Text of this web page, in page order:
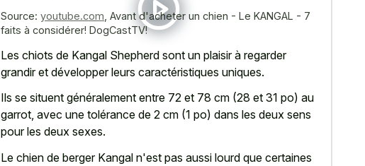
Source: youtube.com Avant d'acheter un chien - Le KANGAL - 7
faits à considérer! DogCastTV!
Les chiots de Kangal Shepherd sont un plaisir à regarder
grandir et développer leurs caractéristiques uniques.
Ils se situent généralement entre 72 et 78 cm (28 et 31 po) au
garrot, avec une tolérance de 2 cm (1 po) dans les deux sens
pour les deux sexes.
Le chien de berger Kangal n'est pas aussi lourd que certaines